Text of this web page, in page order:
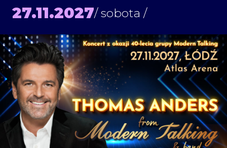
27.11.2027/ sobota /